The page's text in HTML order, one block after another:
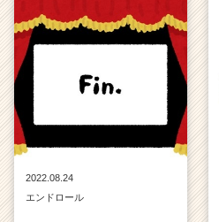
ア
キ
e
2022.08.24
エンドロール